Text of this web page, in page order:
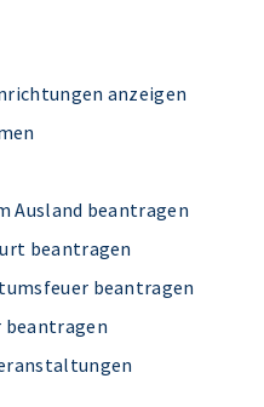
anzeigen
Ausland beantragen
beantragen
beantragen
beantragen